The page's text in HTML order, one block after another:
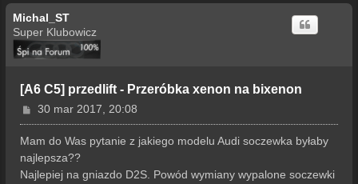
Michal_ST
Super Klubowicz
[A6 C5] przedlift - Przeróbka xenon na bixenon
P
o
s
t
30 mar 2017, 20:08
Mam do Was pytanie z jakiego modelu Audi soczewka byłaby
najlepsza??
Najlepiej na gniazdo D2S. Powód wymiany wypalone soczewki